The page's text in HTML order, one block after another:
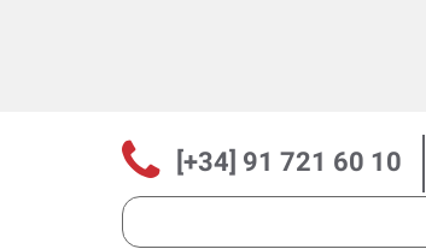
[+34] 91 721 60 10